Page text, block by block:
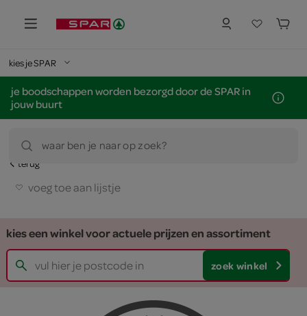
kies je SPAR
je boodschappen worden bezorgd door de SPAR in
jouw buurt
waar ben je naar op zoek?
terug
voeg toe aan lijstje
kies een winkel voor actuele prijzen en assortiment
zoek winkel